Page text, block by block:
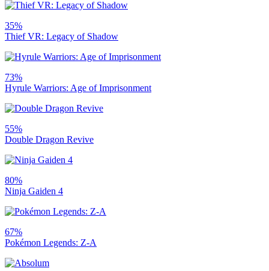
35%
Thief VR: Legacy of Shadow
73%
Hyrule Warriors: Age of Imprisonment
55%
Double Dragon Revive
80%
Ninja Gaiden 4
67%
Pokémon Legends: Z-A